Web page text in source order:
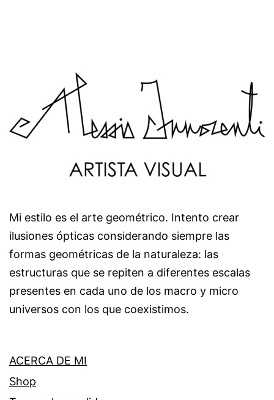
Mi estilo es el arte geométrico. Intento crear
ilusiones ópticas considerando siempre las
formas geométricas de la naturaleza: las
estructuras que se repiten a diferentes escalas
presentes en cada uno de los macro y micro
universos con los que coexistimos.
ACERCA DE MI
Shop